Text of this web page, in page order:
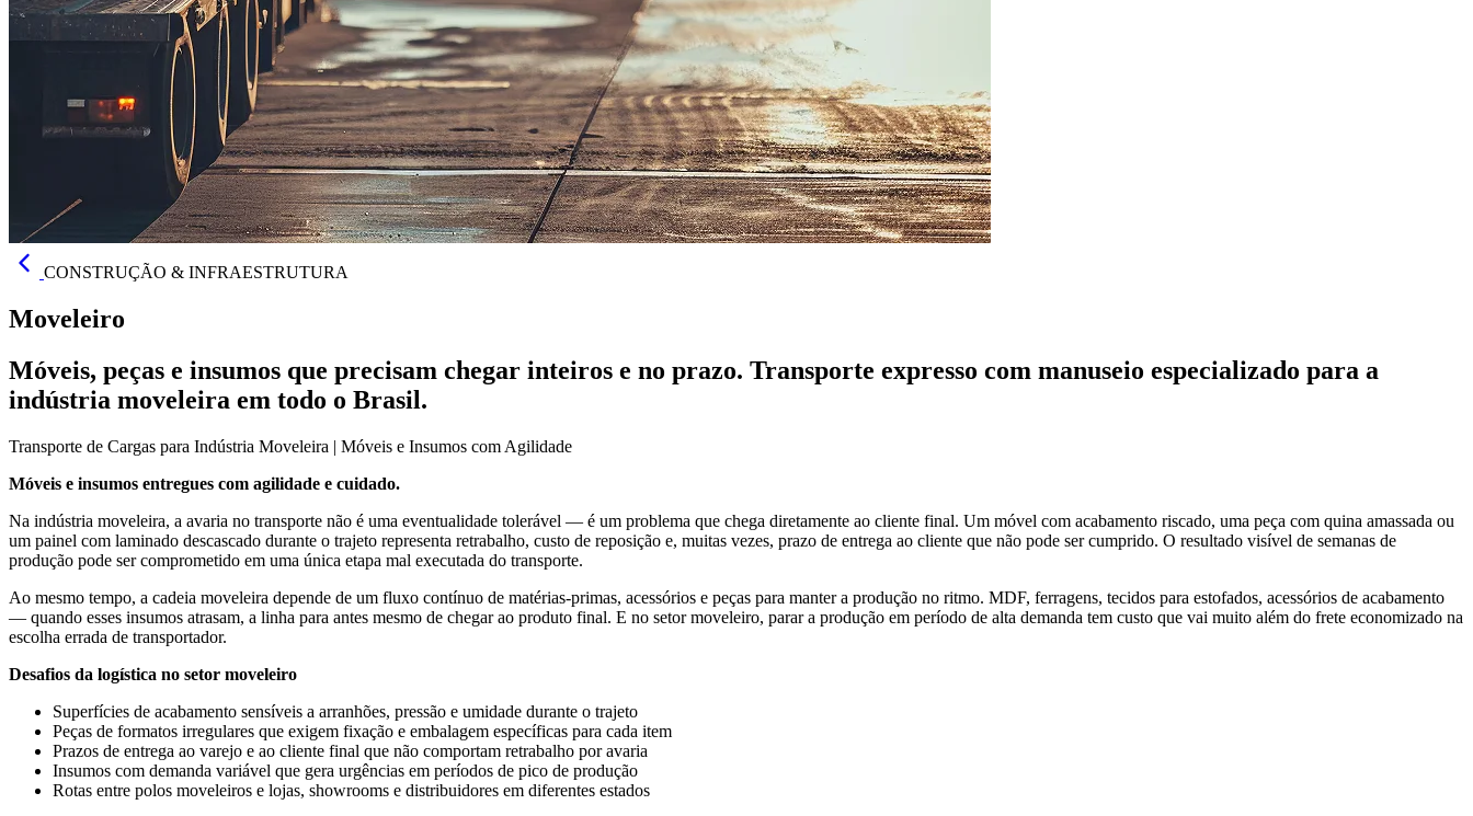
CONSTRUÇÃO & INFRAESTRUTURA
Moveleiro
Móveis, peças e insumos que precisam chegar inteiros e no prazo. Transporte expresso com manuseio especializado para a
indústria moveleira em todo o Brasil.
Transporte de Cargas para Indústria Moveleira | Móveis e Insumos com Agilidade
Móveis e insumos entregues com agilidade e cuidado.
Na indústria moveleira, a avaria no transporte não é uma eventualidade tolerável — é um problema que chega diretamente ao cliente final. Um móvel com acabamento riscado, uma peça com quina amassada ou
um painel com laminado descascado durante o trajeto representa retrabalho, custo de reposição e, muitas vezes, prazo de entrega ao cliente que não pode ser cumprido. O resultado visível de semanas de
produção pode ser comprometido em uma única etapa mal executada do transporte.
Ao mesmo tempo, a cadeia moveleira depende de um fluxo contínuo de matérias-primas, acessórios e peças para manter a produção no ritmo. MDF, ferragens, tecidos para estofados, acessórios de acabamento
— quando esses insumos atrasam, a linha para antes mesmo de chegar ao produto final. E no setor moveleiro, parar a produção em período de alta demanda tem custo que vai muito além do frete economizado na
escolha errada de transportador.
Desafios da logística no setor moveleiro
Superfícies de acabamento sensíveis a arranhões, pressão e umidade durante o trajeto
Peças de formatos irregulares que exigem fixação e embalagem específicas para cada item
Prazos de entrega ao varejo e ao cliente final que não comportam retrabalho por avaria
Insumos com demanda variável que gera urgências em períodos de pico de produção
Rotas entre polos moveleiros e lojas, showrooms e distribuidores em diferentes estados